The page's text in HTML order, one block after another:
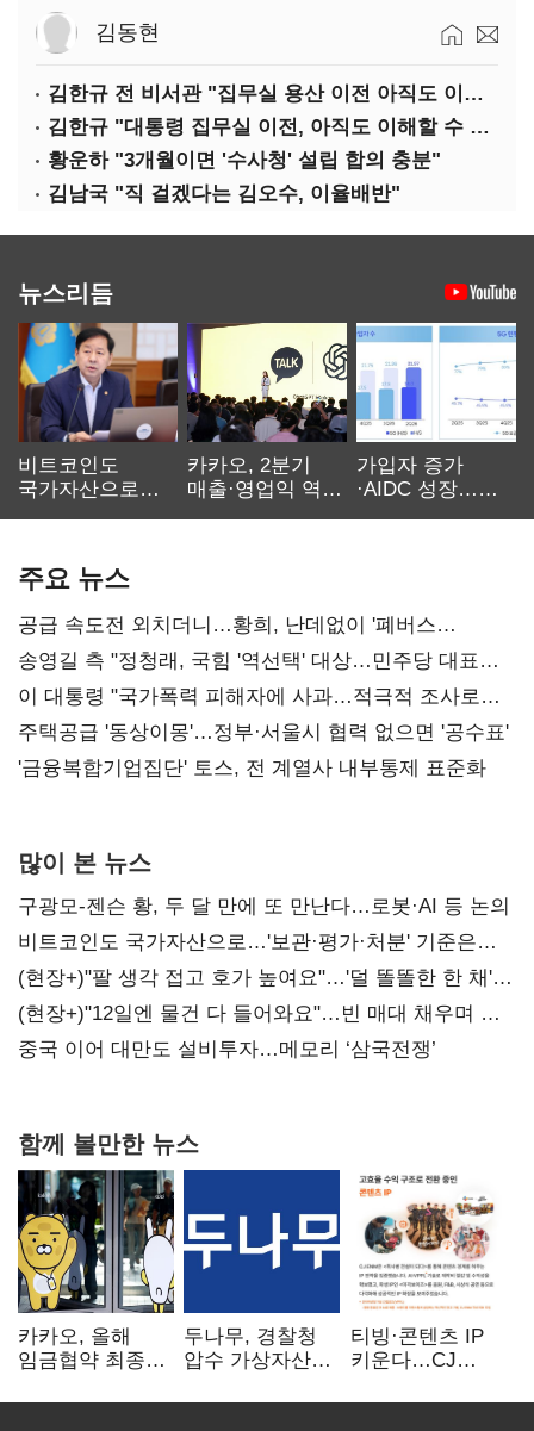
김동현
김한규 전 비서관 "집무실 용산 이전 아직도 이해 못 해…독단 우려"
김한규 "대통령 집무실 이전, 아직도 이해할 수 없는 결정"
황운하 "3개월이면 '수사청' 설립 합의 충분"
김남국 "직 걸겠다는 김오수, 이율배반"
뉴스리듬
비트코인도
국가자산으로…'
카카오, 2분기
매출·영업익 역대
가입자 증가
·AIDC 성장…
주요 뉴스
공급 속도전 외치더니…황희, 난데없이 '폐버스
리모델링' 제안
송영길 측 "정청래, 국힘 '역선택' 대상…민주당 대표로
총선 지휘 못해"
이 대통령 "국가폭력 피해자에 사과…적극적 조사로
진실 밝혀야"
주택공급 '동상이몽'…정부·서울시 협력 없으면 '공수표'
'금융복합기업집단' 토스, 전 계열사 내부통제 표준화
많이 본 뉴스
구광모-젠슨 황, 두 달 만에 또 만난다…로봇·AI 등 논의
비트코인도 국가자산으로…'보관·평가·처분' 기준은
숙제
(현장+)"팔 생각 접고 호가 높여요"…'덜 똘똘한 한 채'
20억 키맞추기
(현장+)"12일엔 물건 다 들어와요"…빈 매대 채우며 문
연 홈플러스
중국 이어 대만도 설비투자…메모리 ‘삼국전쟁’
함께 볼만한 뉴스
카카오, 올해
임금협약 최종
인상·격려금
두나무, 경찰청
압수 가상자산
커스터디 사업
티빙·콘텐츠 IP
키운다…CJ
글로벌 확장 가속